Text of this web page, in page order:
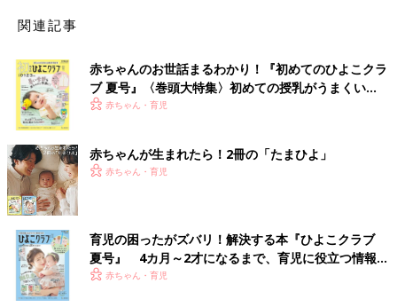
関連記事
赤ちゃんのお世話まるわかり！『初めてのひよこクラ
ブ 夏号』〈巻頭大特集〉初めての授乳がうまくい
く！ おっぱい・ミルクの基本と夏のトラブル 解決テ
赤ちゃん・育児
赤ちゃんが生まれたら！2冊の「たまひよ」
赤ちゃん・育児
育児の困ったがズバリ！解決する本『ひよこクラブ
夏号』 4カ月～2才になるまで、育児に役立つ情報が
いっぱい！
赤ちゃん・育児